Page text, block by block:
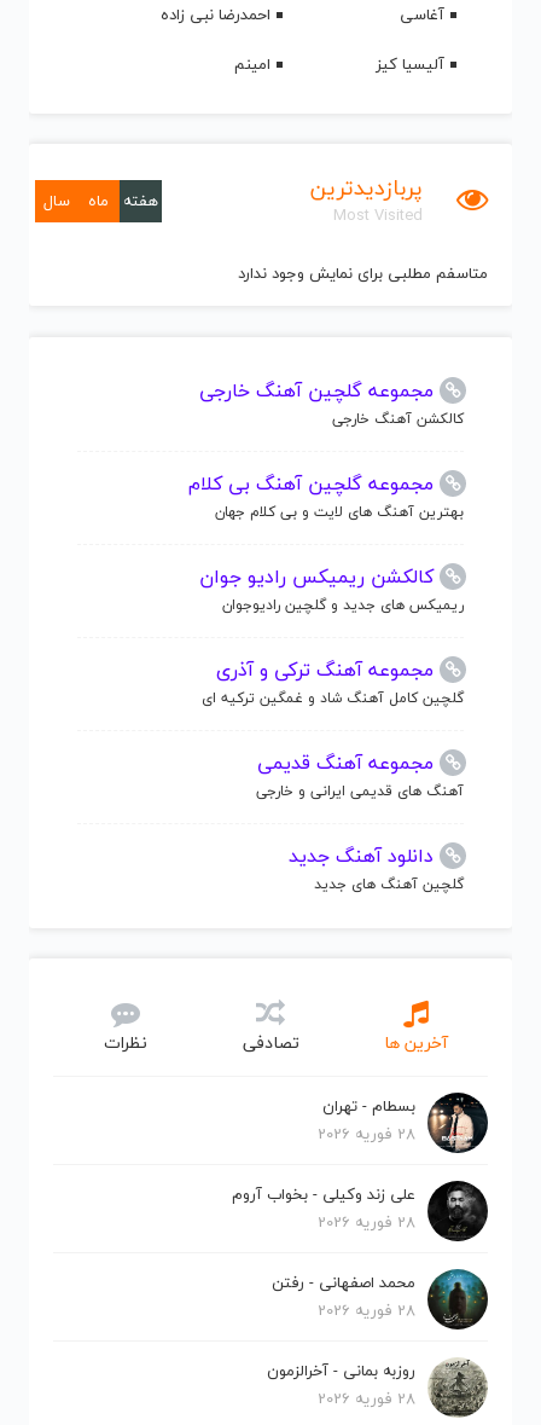
آغاسی
احمدرضا نبی زاده
آلیسیا کیز
امینم
پربازدیدترین
Most Visited
هفته ماه سال
متاسفم مطلبی برای نمایش وجود ندارد
مجموعه گلچین آهنگ خارجی
کالکشن آهنگ خارجی
مجموعه گلچین آهنگ بی کلام
بهترین آهنگ های لایت و بی کلام جهان
کالکشن ریمیکس رادیو جوان
ریمیکس های جدید و گلچین رادیوجوان
مجموعه آهنگ ترکی و آذری
گلچین کامل آهنگ شاد و غمگین ترکیه ای
مجموعه آهنگ قدیمی
آهنگ های قدیمی ایرانی و خارجی
دانلود آهنگ جدید
گلچین آهنگ های جدید
آخرین ها تصادفی نظرات
بسطام - تهران
28 فوریه 2026
علی زند وکیلی - بخواب آروم
28 فوریه 2026
محمد اصفهانی - رفتن
28 فوریه 2026
روزبه بمانی - آخرالزمون
28 فوریه 2026